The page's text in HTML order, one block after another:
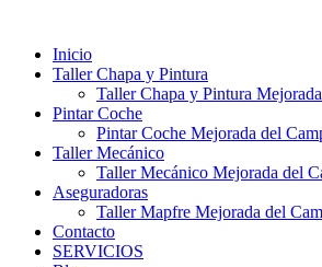
Inicio
Taller Chapa y Pintura
Taller Chapa y Pintura
Pintar Coche
Pintar Coche Mejorada del
Taller Mecánico
Taller Mecánico Mejorada del
Aseguradoras
Taller Mapfre Mejorada del
Contacto
SERVICIOS